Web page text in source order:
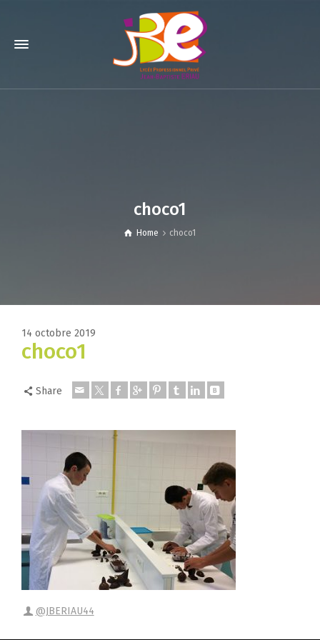
choco1
Home choco1
14 octobre 2019
choco1
Share
@JBERIAU44